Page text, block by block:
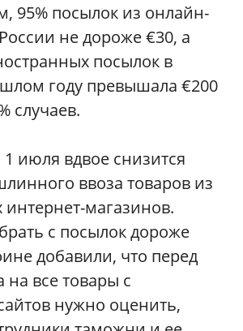
95% посылок из онлайн-
не дороже €30, а
посылок в
году превышала €200
случаев.
1 июля вдвое снизится
ввоза товаров из
магазинов.
с посылок дороже
добавили, что перед
на все товары с
нужно оценить,